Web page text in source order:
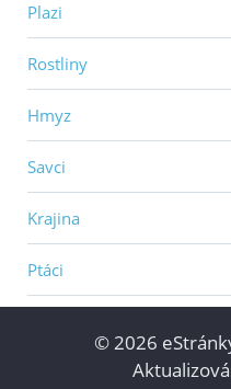
Plazi
Rostliny
Hmyz
Savci
Krajina
Ptáci
© 2026